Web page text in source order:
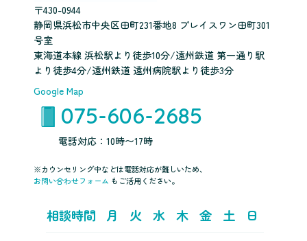
〒430-0944
静岡県浜松市中央区田町231番地8 プレイスワン田町301
号室
東海道本線 浜松駅より徒歩10分/遠州鉄道 第一通り駅
より徒歩4分/遠州鉄道 遠州病院駅より徒歩3分
Google Map
075-606-2685
電話対応：10時〜17時
※カウンセリング中などは電話対応が難しいため、
お問い合わせフォーム もご活用ください。
相談時間 月 火 水 木 金 土 日